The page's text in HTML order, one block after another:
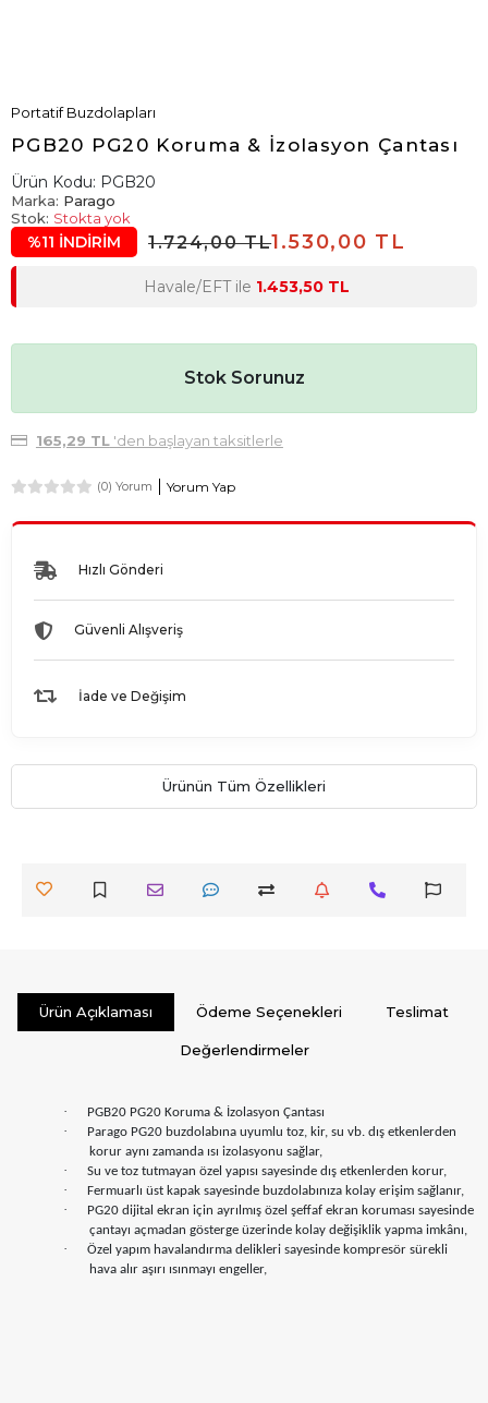
Portatif Buzdolapları
PGB20 PG20 Koruma & İzolasyon Çantası
Ürün Kodu: PGB20
Marka: Parago
Stok: Stokta yok
%11 İNDİRİM 1.724,00 TL1.530,00 TL
Havale/EFT ile 1.453,50 TL
Stok Sorunuz
165,29 TL'den başlayan taksitlerle
(0) Yorum Yorum Yap
Hızlı Gönderi
Güvenli Alışveriş
İade ve Değişim
Ürünün Tüm Özellikleri
Ürün Açıklaması Ödeme Seçenekleri Teslimat
Değerlendirmeler
· PGB20 PG20 Koruma & İzolasyon Çantası
·
Parago PG20 buzdolabına uyumlu toz, kir, su vb. dış etkenlerden
korur aynı zamanda ısı izolasyonu sağlar,
· Su ve toz tutmayan özel yapısı sayesinde dış etkenlerden korur,
· Fermuarlı üst kapak sayesinde buzdolabınıza kolay erişim sağlanır,
·
PG20 dijital ekran için ayrılmış özel şeffaf ekran koruması sayesinde
çantayı açmadan gösterge üzerinde kolay değişiklik yapma imkânı,
·
Özel yapım havalandırma delikleri sayesinde kompresör sürekli
hava alır aşırı ısınmayı engeller,